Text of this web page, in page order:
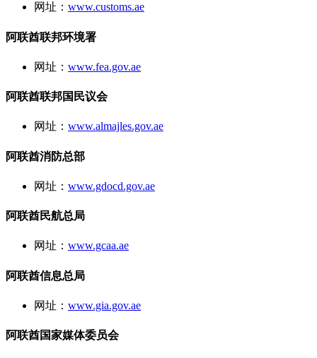
网址： www.customs.ae
阿联酋联邦环境署
网址： www.fea.gov.ae
阿联酋联邦国民议会
网址： www.almajles.gov.ae
阿联酋消防总部
网址： www.gdocd.gov.ae
阿联酋民航总局
网址： www.gcaa.ae
阿联酋信息总局
网址： www.gia.gov.ae
阿联酋国家媒体委员会